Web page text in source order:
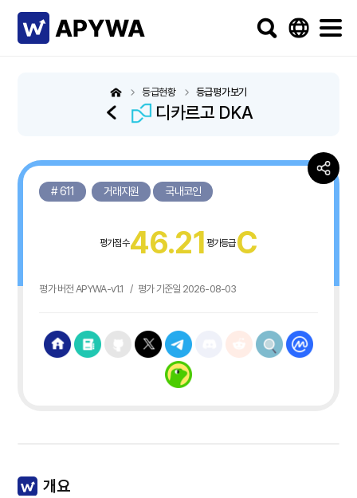
디카르고 DKA
등급현황 등급평가보기
# 611 거래지원 국내코인
평가점수46.21 평가등급C
평가 버전 APYWA-v1.1 / 평가 기준일 2026-08-03
개요